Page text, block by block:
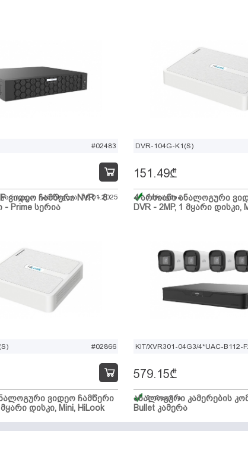
#02483
ვიდეო ჩამწერი NVR - 8
- Prime სერია
ჩამოსვლა: 10.01.2025
DVR-104G-K1(S)
4 არხიანი ანალოგური
DVR - 2MP, 1 მყარი დისკი,
151.49₾
მარაგშია
#02866
ვიდეო ჩამწერი
მყარი დისკი, Mini, HiLook
KIT/XVR301-04G3/4*UAC-B112-
ანალოგური კამერების
Bullet კამერა
579.15₾
მარაგშია